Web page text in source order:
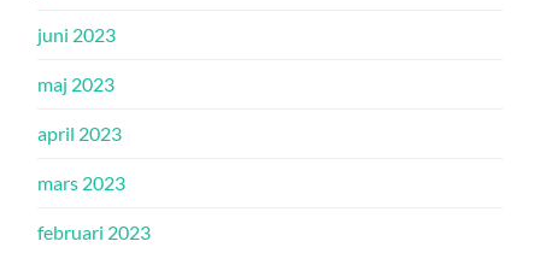
juni 2023
maj 2023
april 2023
mars 2023
februari 2023